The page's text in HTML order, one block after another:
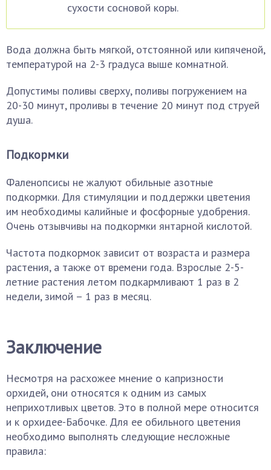
сухости сосновой коры.
Вода должна быть мягкой, отстоянной или кипяченой,
температурой на 2-3 градуса выше комнатной.
Допустимы поливы сверху, поливы погружением на
20-30 минут, проливы в течение 20 минут под струей
душа.
Подкормки
Фаленопсисы не жалуют обильные азотные
подкормки. Для стимуляции и поддержки цветения
им необходимы калийные и фосфорные удобрения.
Очень отзывчивы на подкормки янтарной кислотой.
Частота подкормок зависит от возраста и размера
растения, а также от времени года. Взрослые 2-5-
летние растения летом подкармливают 1 раз в 2
недели, зимой – 1 раз в месяц.
Заключение
Несмотря на расхожее мнение о капризности
орхидей, они относятся к одним из самых
неприхотливых цветов. Это в полной мере относится
и к орхидее-Бабочке. Для ее обильного цветения
необходимо выполнять следующие несложные
правила: